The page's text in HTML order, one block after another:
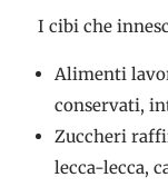
I cibi che
Alimenti
conservati,
Zuccheri
lecca-lecca,